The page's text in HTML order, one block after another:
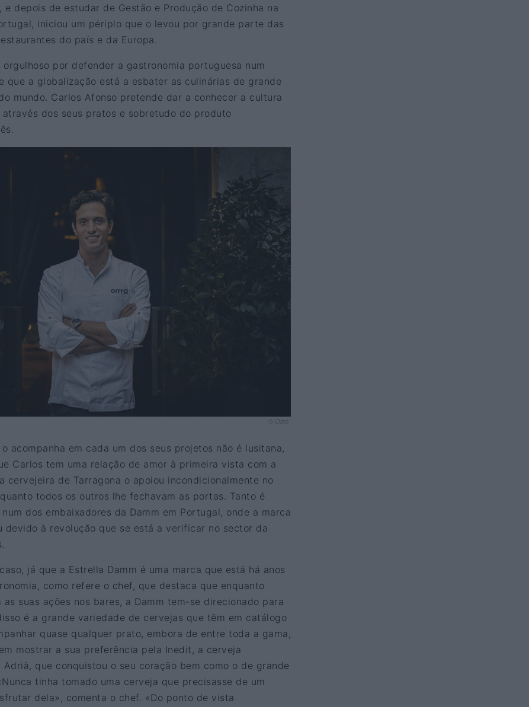
depois de estudar de Gestão e Produção de Cozinha na
iniciou um périplo que o levou por grande parte das
do país e da Europa.
por defender a gastronomia portuguesa num
que a globalização está a esbater as culinárias de grande
mundo. Carlos Afonso pretende dar a conhecer a cultura
dos seus pratos e sobretudo do produto
© Oitto
acompanha em cada um dos seus projetos não é lusitana,
Carlos tem uma relação de amor à primeira vista com a
cervejeira de Tarragona o apoiou incondicionalmente no
todos os outros lhe fechavam as portas. Tanto é
dos embaixadores da Damm em Portugal, onde a marca
devido à revolução que se está a verificar no sector da
já que a Estrella Damm é uma marca que está há anos
como refere o chef, que destaca que enquanto
suas ações nos bares, a Damm tem-se direcionado para
é a grande variedade de cervejas que têm em catálogo
quase qualquer prato, embora de entre toda a gama,
mostrar a sua preferência pela Inedit, a cerveja
que conquistou o seu coração bem como o de grande
tinha tomado uma cerveja que precisasse de um
dela», comenta o chef. «Do ponto de vista